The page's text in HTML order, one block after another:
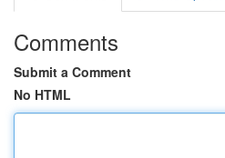
Comments
Submit a Comment
No HTML